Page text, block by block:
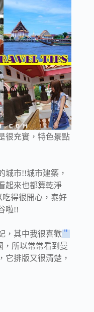
很充實，特色景點
城市!!城市建築，
起來也都算乾淨
得很開心，泰好
啦!!
，其中我很喜歡 ＂
，所以常常看到曼
它排版又很清楚，